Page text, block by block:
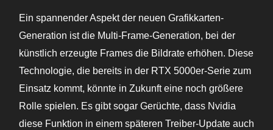
Ein spannender Aspekt der neuen Grafikkarten-
Generation ist die Multi-Frame-Generation, bei der
künstlich erzeugte Frames die Bildrate erhöhen. Diese
Technologie, die bereits in der RTX 5000er-Serie zum
Einsatz kommt, könnte in Zukunft eine noch größere
Rolle spielen. Es gibt sogar Gerüchte, dass Nvidia
diese Funktion in einem späteren Treiber-Update auch